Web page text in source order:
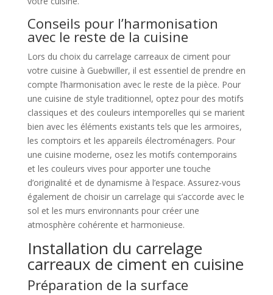
Conseils pour l’harmonisation
avec le reste de la cuisine
Lors du choix du carrelage carreaux de ciment pour
votre cuisine à Guebwiller, il est essentiel de prendre en
compte l’harmonisation avec le reste de la pièce. Pour
une cuisine de style traditionnel, optez pour des motifs
classiques et des couleurs intemporelles qui se marient
bien avec les éléments existants tels que les armoires,
les comptoirs et les appareils électroménagers. Pour
une cuisine moderne, osez les motifs contemporains
et les couleurs vives pour apporter une touche
d’originalité et de dynamisme à l’espace. Assurez-vous
également de choisir un carrelage qui s’accorde avec le
sol et les murs environnants pour créer une
atmosphère cohérente et harmonieuse.
Installation du carrelage
carreaux de ciment en cuisine
Préparation de la surface